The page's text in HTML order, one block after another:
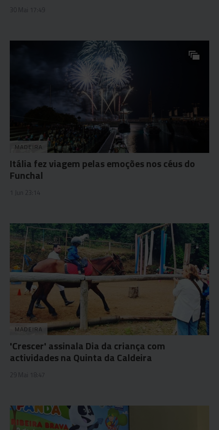
30 Mai 17:49
MADEIRA
Itália fez viagem pelas emoções nos céus do
Funchal
1 Jun 23:14
MADEIRA
'Crescer' assinala Dia da criança com
actividades na Quinta da Caldeira
29 Mai 18:47